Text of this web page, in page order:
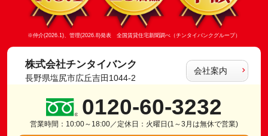
※仲介(2026.1)、管理(2026.8)発表 全国賃貸住宅新聞調べ（チンタイバンクグループ）
株式会社チンタイバンク
長野県塩尻市広丘吉田1044-2
会社案内
0120-60-3232
営業時間：10:00～18:00／定休日：火曜日(1～3月は無休で営業)